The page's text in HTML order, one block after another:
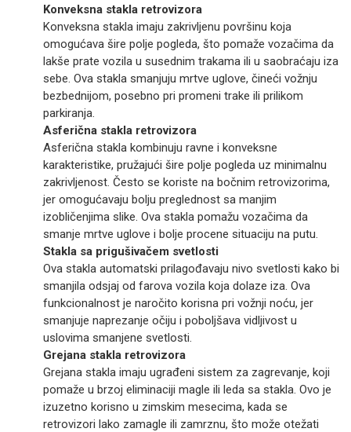
Konveksna stakla retrovizora
Konveksna stakla imaju zakrivljenu površinu koja
omogućava šire polje pogleda, što pomaže vozačima da
lakše prate vozila u susednim trakama ili u saobraćaju iza
sebe. Ova stakla smanjuju mrtve uglove, čineći vožnju
bezbednijom, posebno pri promeni trake ili prilikom
parkiranja.
Asferična stakla retrovizora
Asferična stakla kombinuju ravne i konveksne
karakteristike, pružajući šire polje pogleda uz minimalnu
zakrivljenost. Često se koriste na bočnim retrovizorima,
jer omogućavaju bolju preglednost sa manjim
izobličenjima slike. Ova stakla pomažu vozačima da
smanje mrtve uglove i bolje procene situaciju na putu.
Stakla sa prigušivačem svetlosti
Ova stakla automatski prilagođavaju nivo svetlosti kako bi
smanjila odsjaj od farova vozila koja dolaze iza. Ova
funkcionalnost je naročito korisna pri vožnji noću, jer
smanjuje naprezanje očiju i poboljšava vidljivost u
uslovima smanjene svetlosti.
Grejana stakla retrovizora
Grejana stakla imaju ugrađeni sistem za zagrevanje, koji
pomaže u brzoj eliminaciji magle ili leda sa stakla. Ovo je
izuzetno korisno u zimskim mesecima, kada se
retrovizori lako zamagle ili zamrznu, što može otežati